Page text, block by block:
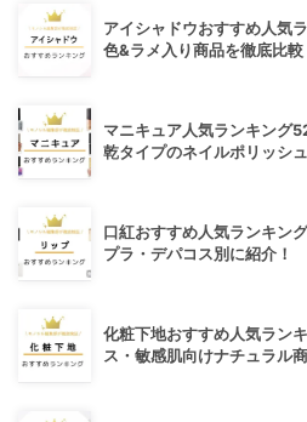
アイシャドウおすすめ人気
色&ラメ入り商品を徹底比較
マニキュア人気ランキング
乾タイプのネイルポリッシ
口紅おすすめ人気ランキン
プラ・デパコス別に紹介！
化粧下地おすすめ人気ラン
ス・敏感肌向けナチュラル